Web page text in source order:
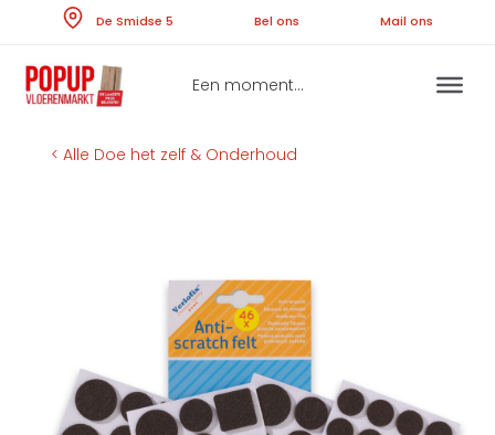
content
De Smidse 5
Een moment...
< Alle Doe het zelf & Onderhoud